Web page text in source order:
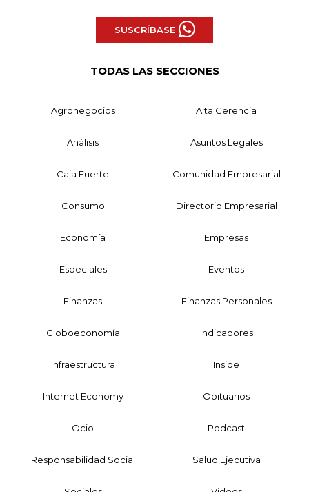
SUSCRÍBASE
TODAS LAS SECCIONES
Agronegocios Alta Gerencia
Análisis Asuntos Legales
Caja Fuerte Comunidad Empresarial
Consumo Directorio Empresarial
Economía Empresas
Especiales Eventos
Finanzas Finanzas Personales
Globoeconomía Indicadores
Infraestructura Inside
Internet Economy Obituarios
Ocio Podcast
Responsabilidad Social Salud Ejecutiva